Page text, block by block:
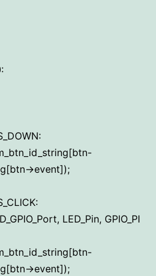
>event]);
LED_Pin, GPIO_PI
>event]);